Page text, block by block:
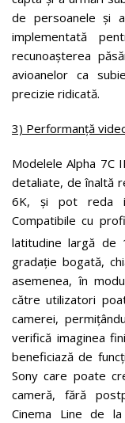
de persoanele și
implementată
recunoașterea
avioanelor ca
precizie ridicată.
3) Performanță
Modelele Alpha 7C
detaliate, de înaltă
6K, și pot reda
Compatibile cu
latitudine largă de
gradație bogată,
asemenea, în
către utilizatori
camerei,
verifică imaginea
beneficiază de
Sony care poate
cameră, fără
Cinema Line de